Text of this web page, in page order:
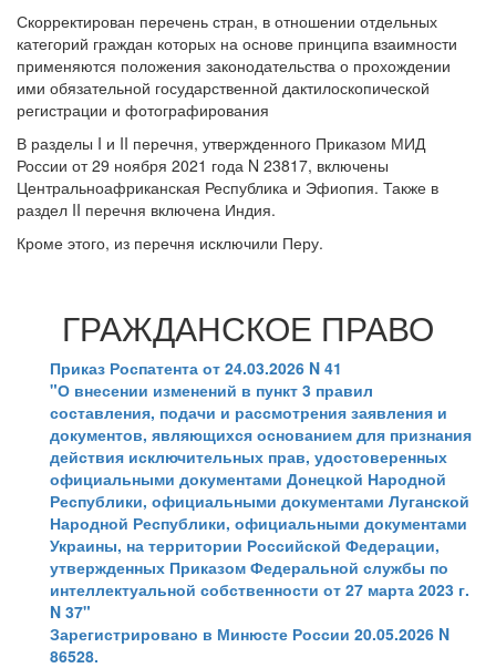
Скорректирован перечень стран, в отношении отдельных
категорий граждан которых на основе принципа взаимности
применяются положения законодательства о прохождении
ими обязательной государственной дактилоскопической
регистрации и фотографирования
В разделы I и II перечня, утвержденного Приказом МИД
России от 29 ноября 2021 года N 23817, включены
Центральноафриканская Республика и Эфиопия. Также в
раздел II перечня включена Индия.
Кроме этого, из перечня исключили Перу.
ГРАЖДАНСКОЕ ПРАВО
Приказ Роспатента от 24.03.2026 N 41
"О внесении изменений в пункт 3 правил
составления, подачи и рассмотрения заявления и
документов, являющихся основанием для признания
действия исключительных прав, удостоверенных
официальными документами Донецкой Народной
Республики, официальными документами Луганской
Народной Республики, официальными документами
Украины, на территории Российской Федерации,
утвержденных Приказом Федеральной службы по
интеллектуальной собственности от 27 марта 2023 г.
N 37"
Зарегистрировано в Минюсте России 20.05.2026 N
86528.